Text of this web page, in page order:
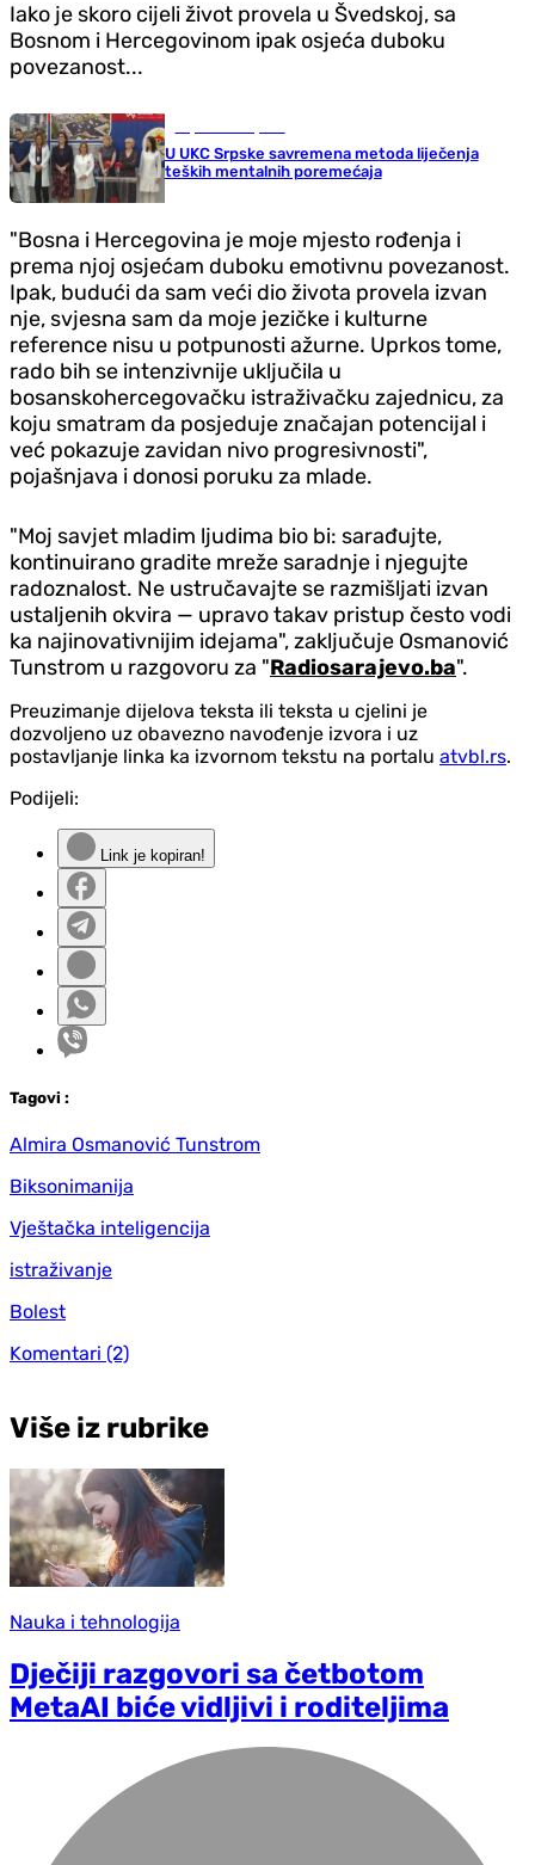
Iako je skoro cijeli život provela u Švedskoj, sa
Bosnom i Hercegovinom ipak osjeća duboku
povezanost...
U UKC Srpske savremena metoda liječenja
teških mentalnih poremećaja
"Bosna i Hercegovina je moje mjesto rođenja i
prema njoj osjećam duboku emotivnu povezanost.
Ipak, budući da sam veći dio života provela izvan
nje, svjesna sam da moje jezičke i kulturne
reference nisu u potpunosti ažurne. Uprkos tome,
rado bih se intenzivnije uključila u
bosanskohercegovačku istraživačku zajednicu, za
koju smatram da posjeduje značajan potencijal i
već pokazuje zavidan nivo progresivnosti",
pojašnjava i donosi poruku za mlade.
"Moj savjet mladim ljudima bio bi: sarađujte,
kontinuirano gradite mreže saradnje i njegujte
radoznalost. Ne ustručavajte se razmišljati izvan
ustaljenih okvira — upravo takav pristup često vodi
ka najinovativnijim idejama", zaključuje Osmanović
Tunstrom u razgovoru za "Radiosarajevo.ba".
Preuzimanje dijelova teksta ili teksta u cjelini je
dozvoljeno uz obavezno navođenje izvora i uz
postavljanje linka ka izvornom tekstu na portalu atvbl.rs.
Podijeli:
Link je kopiran!
Tagovi :
Almira Osmanović Tunstrom
Biksonimanija
Vještačka inteligencija
istraživanje
Bolest
Komentari (2)
Više iz rubrike
Nauka i tehnologija
Dječiji razgovori sa četbotom
MetaAI biće vidljivi i roditeljima